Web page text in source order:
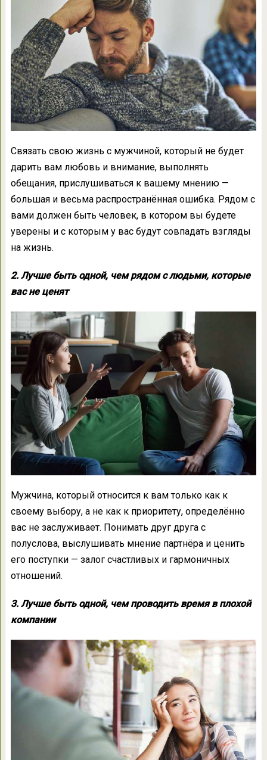
Связать свою жизнь с мужчиной, который не будет
дарить вам любовь и внимание, выполнять
обещания, прислушиваться к вашему мнению —
большая и весьма распространённая ошибка. Рядом с
вами должен быть человек, в котором вы будете
уверены и с которым у вас будут совпадать взгляды
на жизнь.
2. Лучше быть одной, чем рядом с людьми, которые
вас не ценят
Мужчина, который относится к вам только как к
своему выбору, а не как к приоритету, определённо
вас не заслуживает. Понимать друг друга с
полуслова, выслушивать мнение партнёра и ценить
его поступки — залог счастливых и гармоничных
отношений.
3. Лучше быть одной, чем проводить время в плохой
компании